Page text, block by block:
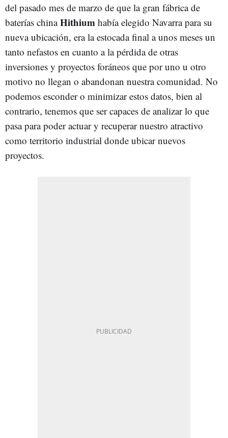
del pasado mes de marzo de que la gran fábrica de
baterías chinaHithium había elegido Navarra para su
nueva ubicación, era la estocada final a unos meses un
tanto nefastos en cuanto a la pérdida de otras
inversiones y proyectos foráneos que por uno u otro
motivo no llegan o abandonan nuestra comunidad. No
podemos esconder o minimizar estos datos, bien al
contrario, tenemos que ser capaces de analizar lo que
pasa para poder actuar y recuperar nuestro atractivo
como territorio industrial donde ubicar nuevos
proyectos.